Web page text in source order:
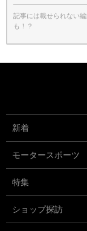
記事には載せられない
も！？
新着
モータースポーツ
特集
ショップ探訪